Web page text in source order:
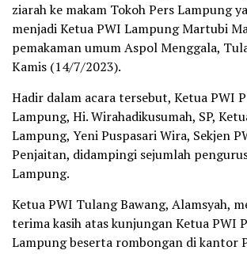
ziarah ke makam Tokoh Pers Lampung
menjadi Ketua PWI Lampung Martubi
pemakaman umum Aspol Menggala,
Kamis (14/7/2023).
Hadir dalam acara tersebut, Ketua PWI
Lampung, Hi. Wirahadikusumah, SP,
Lampung, Yeni Puspasari Wira, Sekjen
Penjaitan, didampingi sejumlah
Lampung.
Ketua PWI Tulang Bawang, Alamsyah,
terima kasih atas kunjungan Ketua PWI
Lampung beserta rombongan di kantor